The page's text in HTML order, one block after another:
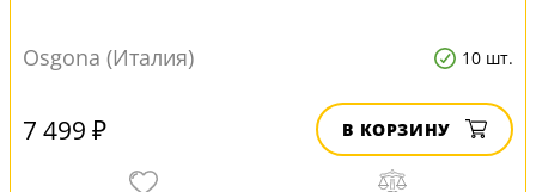
Osgona (Италия) 10 шт.
7 499 ₽ В КОРЗИНУ